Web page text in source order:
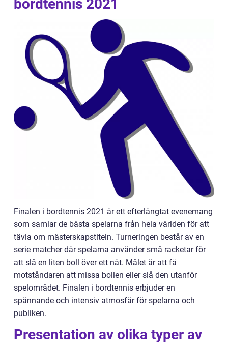
bordtennis 2021
Finalen i bordtennis 2021 är ett efterlängtat evenemang
som samlar de bästa spelarna från hela världen för att
tävla om mästerskapstiteln. Turneringen består av en
serie matcher där spelarna använder små racketar för
att slå en liten boll över ett nät. Målet är att få
motståndaren att missa bollen eller slå den utanför
spelområdet. Finalen i bordtennis erbjuder en
spännande och intensiv atmosfär för spelarna och
publiken.
Presentation av olika typer av